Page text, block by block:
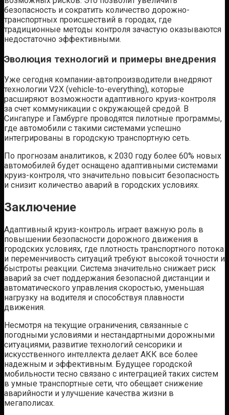
безопасность и сократить количество дорожно-
транспортных происшествий в городах, где
традиционные методы контроля зачастую оказываются
недостаточно эффективными.
Эволюция технологий и примеры внедрения
Уже сегодня компании-автопроизводители внедряют
технологии V2X (vehicle-to-everything), которые
расширяют возможности адаптивного круиз-контроля
за счет коммуникации с окружающей средой. В
Сингапуре и Гамбурге проводятся пилотные программы,
где автомобили с такими системами успешно
интегрированы в городскую транспортную сеть.
По прогнозам аналитиков, к 2030 году более 60% новых
автомобилей будет оснащено адаптивными системами
круиз-контроля, что значительно повысит безопасность
и снизит количество аварий в городских условиях.
Заключение
Адаптивный круиз-контроль играет важную роль в
повышении безопасности дорожного движения в
городских условиях, где плотность транспортного потока
и переменчивость ситуаций требуют высокой точности и
быстроты реакции. Система значительно снижает риск
аварий за счет поддержания безопасной дистанции и
автоматического управления скоростью, уменьшая
нагрузку на водителя и способствуя плавности
движения.
Несмотря на текущие ограничения, связанные с
погодными условиями и нестандартными дорожными
ситуациями, развитие технологий сенсорики и
искусственного интеллекта делает АКК все более
надежным и эффективным. Будущее городской
мобильности тесно связано с интеграцией таких систем
в умные транспортные сети, что обещает снижение
аварийности и улучшение качества жизни в
мегаполисах.